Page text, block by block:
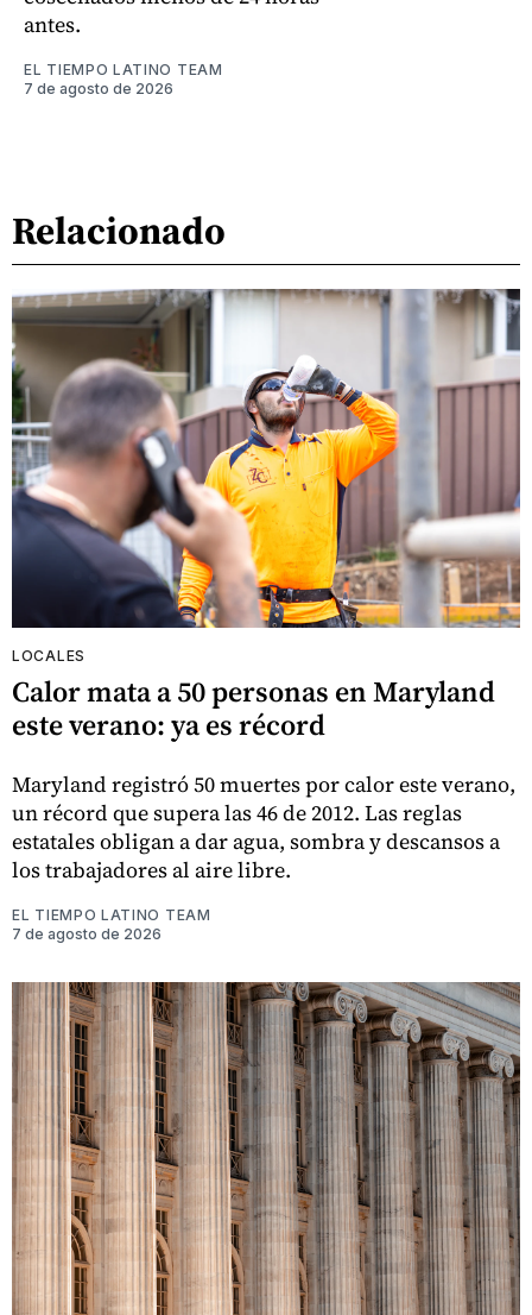
antes.
EL TIEMPO LATINO TEAM
7 de agosto de 2026
Relacionado
LOCALES
Calor mata a 50 personas en Maryland
este verano: ya es récord
Maryland registró 50 muertes por calor este verano,
un récord que supera las 46 de 2012. Las reglas
estatales obligan a dar agua, sombra y descansos a
los trabajadores al aire libre.
EL TIEMPO LATINO TEAM
7 de agosto de 2026